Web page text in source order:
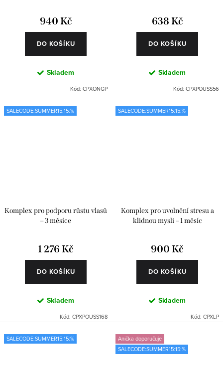
940 Kč
DO KOŠÍKU
Skladem
Kód: CPXONGP
638 Kč
DO KOŠÍKU
Skladem
Kód: CPXPOUSS56
SALECODE:SUMMER15:15:%
Komplex pro podporu růstu vlasů
– 3 měsíce
1 276 Kč
DO KOŠÍKU
Skladem
Kód: CPXPOUSS168
SALECODE:SUMMER15:15:%
Komplex pro uvolnění stresu a
klidnou mysli – 1 měsíc
900 Kč
DO KOŠÍKU
Skladem
Kód: CPXLP
SALECODE:SUMMER15:15:%
Anička doporučuje
SALECODE:SUMMER15:15:%